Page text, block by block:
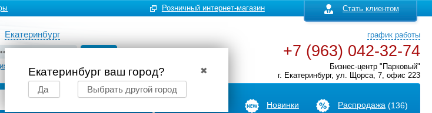
Стать клиентом
Розничный интернет-магазин
Екатеринбург
✖
Екатеринбург ваш город?
Да Выбрать другой город
график работы
+7 (963) 042-32-74
Бизнес-центр "Парковый"
г. Екатеринбург, ул. Щорса, 7, офис 223
Новинки Распродажа (136)